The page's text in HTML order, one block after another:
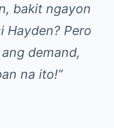
bakit ngayon
Hayden? Pero
demand,
na ito!”